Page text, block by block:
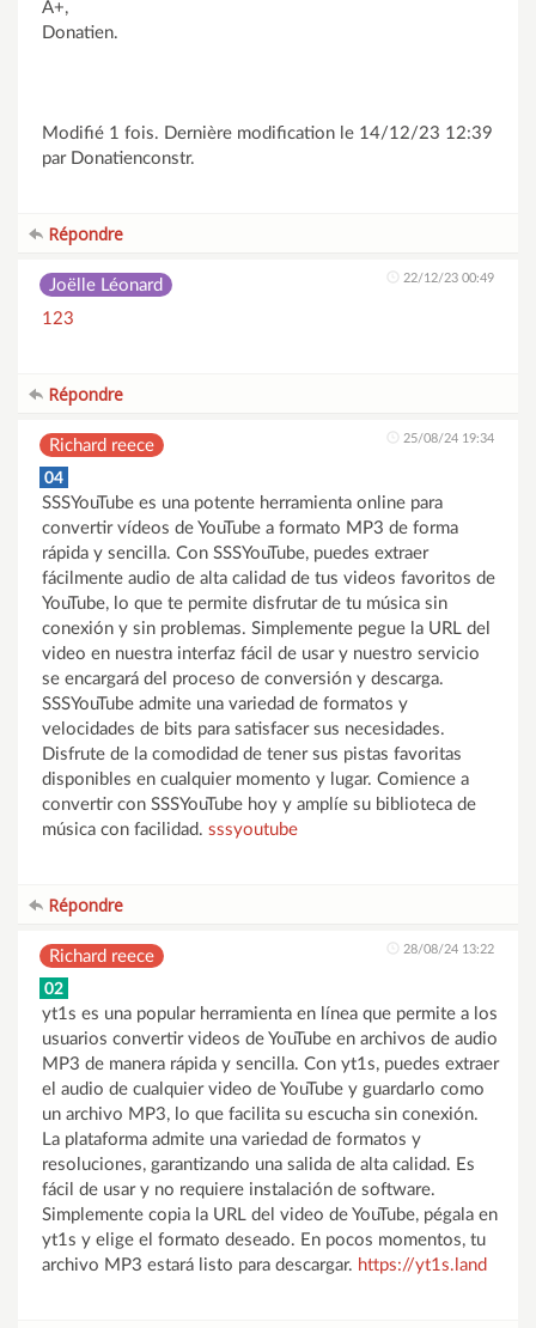
A+,
Donatien.
Modifié 1 fois. Dernière modification le 14/12/23 12:39
par Donatienconstr.
Répondre
Joëlle Léonard 22/12/23 00:49
123
Répondre
Richard reece 25/08/24 19:34
04
SSSYouTube es una potente herramienta online para
convertir vídeos de YouTube a formato MP3 de forma
rápida y sencilla. Con SSSYouTube, puedes extraer
fácilmente audio de alta calidad de tus videos favoritos de
YouTube, lo que te permite disfrutar de tu música sin
conexión y sin problemas. Simplemente pegue la URL del
video en nuestra interfaz fácil de usar y nuestro servicio
se encargará del proceso de conversión y descarga.
SSSYouTube admite una variedad de formatos y
velocidades de bits para satisfacer sus necesidades.
Disfrute de la comodidad de tener sus pistas favoritas
disponibles en cualquier momento y lugar. Comience a
convertir con SSSYouTube hoy y amplíe su biblioteca de
música con facilidad. sssyoutube
Répondre
Richard reece 28/08/24 13:22
02
yt1s es una popular herramienta en línea que permite a los
usuarios convertir videos de YouTube en archivos de audio
MP3 de manera rápida y sencilla. Con yt1s, puedes extraer
el audio de cualquier video de YouTube y guardarlo como
un archivo MP3, lo que facilita su escucha sin conexión.
La plataforma admite una variedad de formatos y
resoluciones, garantizando una salida de alta calidad. Es
fácil de usar y no requiere instalación de software.
Simplemente copia la URL del video de YouTube, pégala en
yt1s y elige el formato deseado. En pocos momentos, tu
archivo MP3 estará listo para descargar. https://yt1s.land